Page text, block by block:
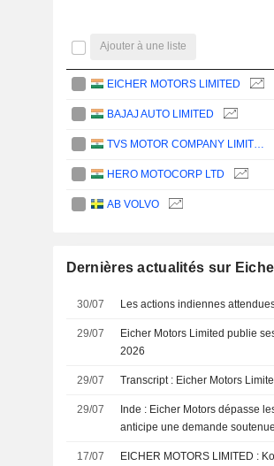
Ajouter à une liste
EICHER MOTORS LIMITED
BAJAJ AUTO LIMITED
HERO MOTOCORP LTD
AB VOLVO
Dernières actualités sur
30/07 Les actions indiennes
29/07
Eicher Motors Limited publie
2026
29/07 Transcript : Eicher Motors
29/07
Inde : Eicher Motors dépasse
anticipe une demande soutenue
17/07